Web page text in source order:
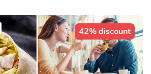
42% discount